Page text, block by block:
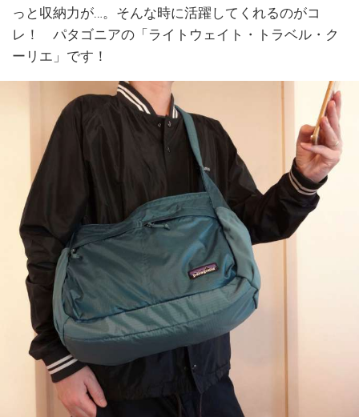
っと収納力が…。そんな時に活躍してくれるのがコ
レ！ パタゴニアの「ライトウェイト・トラベル・ク
ーリエ」です！